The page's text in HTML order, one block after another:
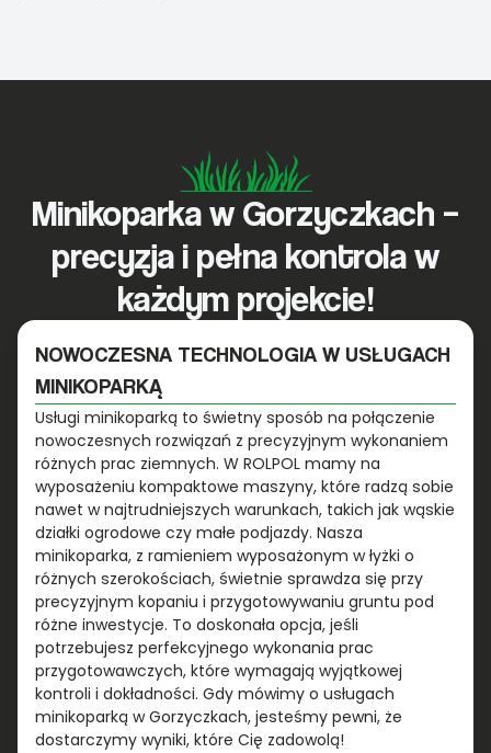
Minikoparka w Gorzyczkach –
precyzja i pełna kontrola w
każdym projekcie!
NOWOCZESNA TECHNOLOGIA W USŁUGACH
MINIKOPARKĄ
Usługi minikoparką to świetny sposób na połączenie
nowoczesnych rozwiązań z precyzyjnym wykonaniem
różnych prac ziemnych. W ROLPOL mamy na
wyposażeniu kompaktowe maszyny, które radzą sobie
nawet w najtrudniejszych warunkach, takich jak wąskie
działki ogrodowe czy małe podjazdy. Nasza
minikoparka, z ramieniem wyposażonym w łyżki o
różnych szerokościach, świetnie sprawdza się przy
precyzyjnym kopaniu i przygotowywaniu gruntu pod
różne inwestycje. To doskonała opcja, jeśli
potrzebujesz perfekcyjnego wykonania prac
przygotowawczych, które wymagają wyjątkowej
kontroli i dokładności. Gdy mówimy o usługach
minikoparką w Gorzyczkach, jesteśmy pewni, że
dostarczymy wyniki, które Cię zadowolą!